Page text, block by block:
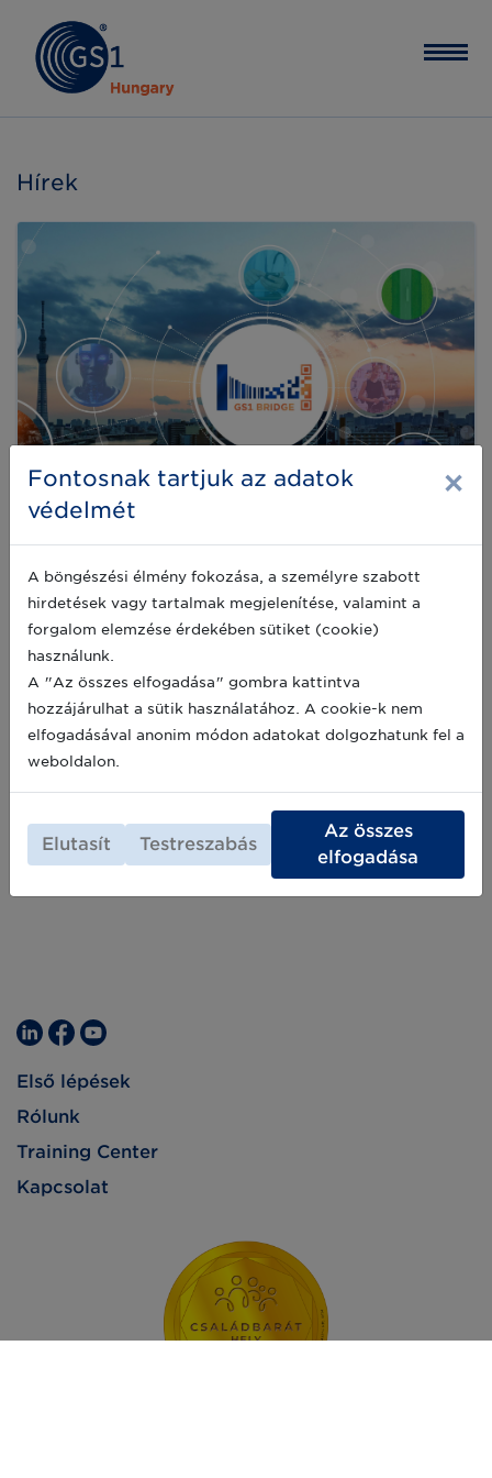
Hírek
GS1 Bridge konferencia: Híd az üzleti
siker felé
A GS1 BRIDGE konferencia összeköti a
legsikeresebb üzleti gyakorlatokkal,
megoldásokkal. Az esemény célja, hogy
összehozza a vállalkozásokat a piaci
újdonságokkal és a sikeres üzleti stratégiákkal,
amelyek segíthetnek a folyamatok
hatékonyságának növelésében és az
értékesítési teljesítmény javításában.
2024-02-07
Első lépések
Rólunk
Training Center
Kapcsolat
Fontosnak tartjuk az adatok
védelmét
×
A böngészési élmény fokozása, a személyre szabott
hirdetések vagy tartalmak megjelenítése, valamint a
forgalom elemzése érdekében sütiket (cookie)
használunk.
A "Az összes elfogadása" gombra kattintva
hozzájárulhat a sütik használatához. A cookie-k nem
elfogadásával anonim módon adatokat dolgozhatunk fel a
weboldalon.
Elutasít Testreszabás
Az összes
elfogadása